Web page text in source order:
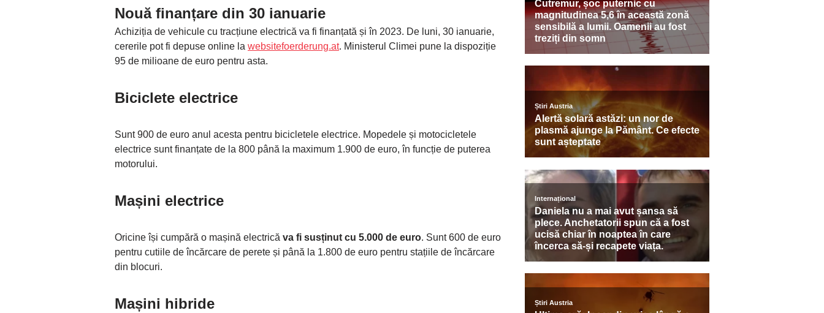
Nouă finanțare din 30 ianuarie
Achiziția de vehicule cu tracțiune electrică va fi finanțată și în 2023. De luni, 30 ianuarie,
cererile pot fi depuse online la websitefoerderung.at. Ministerul Climei pune la dispoziție
95 de milioane de euro pentru asta.
Biciclete electrice
Sunt 900 de euro anul acesta pentru bicicletele electrice. Mopedele și motocicletele
electrice sunt finanțate de la 800 până la maximum 1.900 de euro, în funcție de puterea
motorului.
Mașini electrice
Oricine își cumpără o mașină electrică va fi susținut cu 5.000 de euro. Sunt 600 de euro
pentru cutiile de încărcare de perete și până la 1.800 de euro pentru stațiile de încărcare
din blocuri.
Mașini hibride